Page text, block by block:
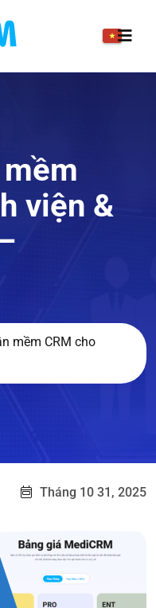
viện &
mềm CRM cho
Tháng 10 31, 2025